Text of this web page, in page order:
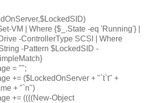
VM | Where {$_.State -eq 'Running'} |
-ControllerType SCSI | Where
-Pattern $LockedSID -
= "";
+= ($LockedOnServer + "`t`t" +
+ "`n")
+= ((((New-Object